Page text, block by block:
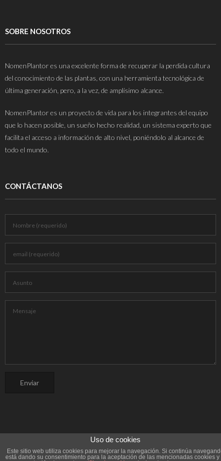
SOBRE NOSOTROS
NomenPlantor es una excelente forma de recuperar la perdida cultura
del conocimiento de las plantas, con una herramienta tecnológica de
última generación, pero, a la vez, de amplísimo alcance.
NomenPlantor es un proyecto de vida para los integrantes del equipo
que lo hacen posible, un sueño hecho realidad, un sistema experto que
facilita el acceso a información de alto nivel, poniéndolo al alcance de
todo el mundo.
CONTÁCTANOS
© Proyecto NomenPlantor 2026
Uso de cookies
Este sitio web utiliza cookies para mejorar la navegación. Si continúa
está dando su consentimiento para la aceptación de las mencionadas cookies y